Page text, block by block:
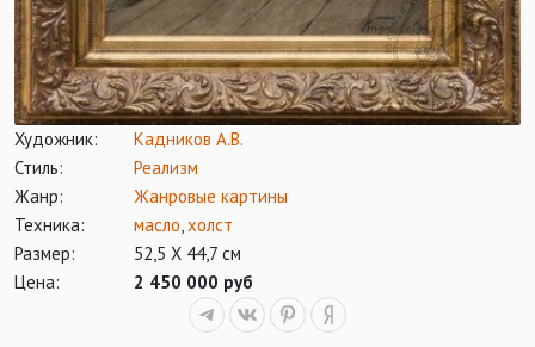
Художник:
Кадников А.В.
Стиль:
Реализм
Жанр:
Жанровые картины
Техника:
масло холст
Размер:
52,5 Х 44,7 см
Цена:
2 450 000 руб